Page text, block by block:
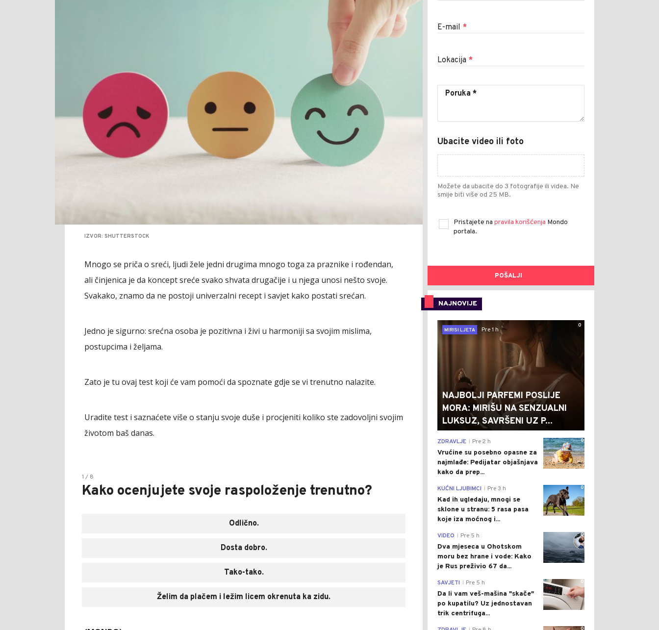
IZVOR: SHUTTERSTOCK
Mnogo se priča o sreći, ljudi žele jedni drugima mnogo toga za praznike i rođendan,
ali činjenica je da koncept sreće svako shvata drugačije i u njega unosi nešto svoje.
Svakako, znamo da ne postoji univerzalni recept i savjet kako postati srećan.
Jedno je sigurno: srećna osoba je pozitivna i živi u harmoniji sa svojim mislima,
postupcima i željama.
Zato je tu ovaj test koji će vam pomoći da spoznate gdje se vi trenutno nalazite.
Uradite test i saznaćete više o stanju svoje duše i procjeniti koliko ste zadovoljni svojim
životom baš danas.
1 / 8
Kako ocenjujete svoje raspoloženje trenutno?
Odlično.
Dosta dobro.
Tako-tako.
Želim da plačem i ležim licem okrenuta ka zidu.
E-mail *
Lokacija *
Ubacite video ili foto
Možete da ubacite do 3 fotografije ili videa. Ne
smije biti više od 25 MB.
Pristajete na pravila korišćenja Mondo
portala.
POŠALJI
NAJNOVIJE
0
MIRISI LJETA
Pre 1 h
NAJBOLJI PARFEMI POSLIJE
MORA: MIRIŠU NA SENZUALNI
LUKSUZ, SAVRŠENI UZ P...
0
ZDRAVLJE Pre 2 h
Vrućine su posebno opasne za
najmlađe: Pedijatar objašnjava
kako da prep...
0
KUĆNI LJUBIMCI Pre 3 h
Kad ih ugledaju, mnogi se
sklone u stranu: 5 rasa pasa
koje iza moćnog i...
0
VIDEO Pre 5 h
Dva mjeseca u Ohotskom
moru bez hrane i vode: Kako
je Rus preživio 67 da...
0
SAVJETI Pre 5 h
Da li vam veš-mašina "skače"
po kupatilu? Uz jednostavan
trik centrifuga...
0